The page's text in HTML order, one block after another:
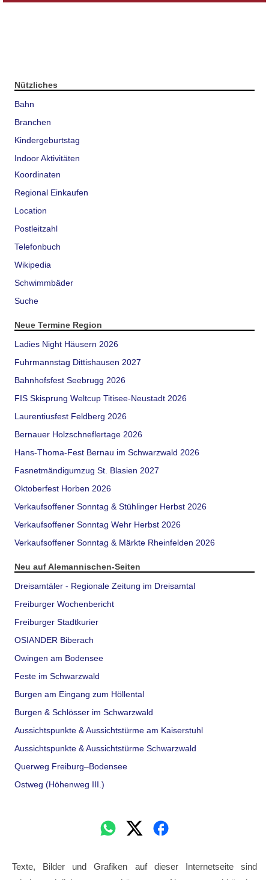
Nützliches
Bahn
Branchen
Kindergeburtstag
Indoor Aktivitäten
Koordinaten
Regional Einkaufen
Location
Postleitzahl
Telefonbuch
Wikipedia
Schwimmbäder
Suche
Neue Termine Region
Ladies Night Häusern 2026
Fuhrmannstag Dittishausen 2027
Bahnhofsfest Seebrugg 2026
FIS Skisprung Weltcup Titisee-Neustadt 2026
Laurentiusfest Feldberg 2026
Bernauer Holzschneflertage 2026
Hans-Thoma-Fest Bernau im Schwarzwald 2026
Fasnetmändigumzug St. Blasien 2027
Oktoberfest Horben 2026
Verkaufsoffener Sonntag & Stühlinger Herbst 2026
Verkaufsoffener Sonntag Wehr Herbst 2026
Verkaufsoffener Sonntag & Märkte Rheinfelden 2026
Neu auf Alemannischen-Seiten
Dreisamtäler - Regionale Zeitung im Dreisamtal
Freiburger Wochenbericht
Freiburger Stadtkurier
OSIANDER Biberach
Owingen am Bodensee
Feste im Schwarzwald
Burgen am Eingang zum Höllental
Burgen & Schlösser im Schwarzwald
Aussichtspunkte & Aussichtstürme am Kaiserstuhl
Aussichtspunkte & Aussichtstürme Schwarzwald
Querweg Freiburg–Bodensee
Ostweg (Höhenweg III.)
Texte, Bilder und Grafiken auf dieser Internetseite sind